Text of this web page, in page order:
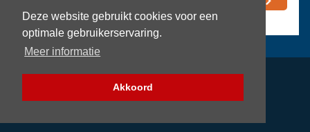
Deze website gebruikt cookies voor een
optimale gebruikerservaring.
Meer informatie
Akkoord
Privacy
Algemene voorwaarden